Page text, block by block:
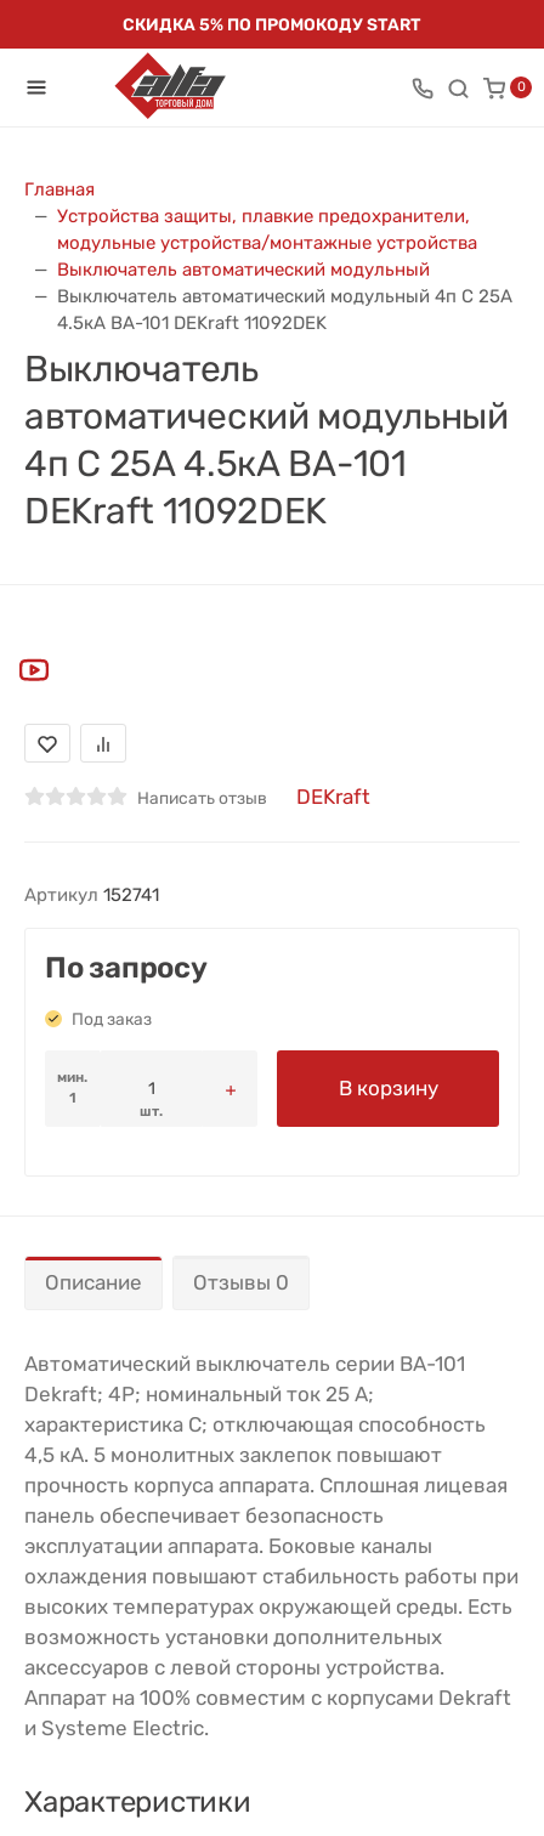
СКИДКА 5% ПО ПРОМОКОДУ START
0
Главная
Устройства защиты, плавкие предохранители,
модульные устройства/монтажные устройства
Выключатель автоматический модульный
Выключатель автоматический модульный 4п C 25А
4.5кА ВА-101 DEKraft 11092DEK
Выключатель
автоматический модульный
4п C 25А 4.5кА ВА-101
DEKraft 11092DEK
Написать отзыв DEKraft
Артикул 152741
По запросу
Под заказ
мин.
1
шт.
В корзину
Описание Отзывы 0
Автоматический выключатель серии ВА-101
Dekraft; 4P; номинальный ток 25 А;
характеристика С; отключающая способность
4,5 кА. 5 монолитных заклепок повышают
прочность корпуса аппарата. Сплошная лицевая
панель обеспечивает безопасность
эксплуатации аппарата. Боковые каналы
охлаждения повышают стабильность работы при
высоких температурах окружающей среды. Есть
возможность установки дополнительных
аксессуаров с левой стороны устройства.
Аппарат на 100% совместим с корпусами Dekraft
и Systeme Electric.
Характеристики